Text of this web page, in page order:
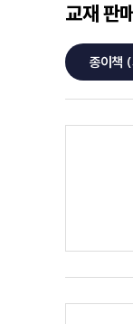
교재 판
종이책